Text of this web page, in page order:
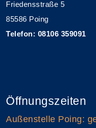
Friedensstraße 5
85586 Poing
Telefon: 08106 359091
Öffnungszeiten
Außenstelle Poing: